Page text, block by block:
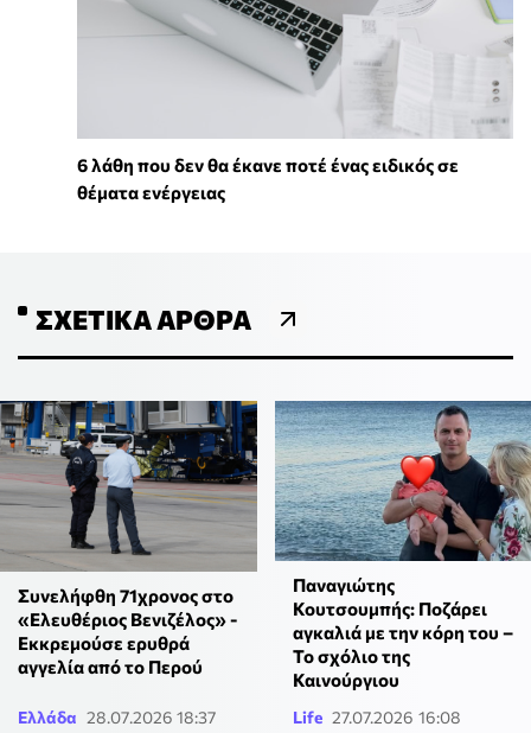
6 λάθη που δεν θα έκανε ποτέ ένας ειδικός σε
θέματα ενέργειας
ΣΧΕΤΙΚΆ ΆΡΘΡΑ
Συνελήφθη 71χρονος στο
«Ελευθέριος Βενιζέλος» -
Εκκρεμούσε ερυθρά
αγγελία από το Περού
Ελλάδα 28.07.2026 18:37
Παναγιώτης
Κουτσουμπής: Ποζάρει
αγκαλιά με την κόρη του –
Το σχόλιο της
Καινούργιου
Life 27.07.2026 16:08